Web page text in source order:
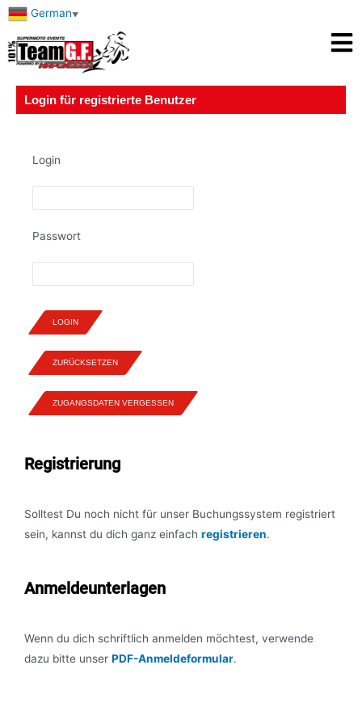
German▼
Login für registrierte Benutzer
Login
Passwort
LOGIN
ZURÜCKSETZEN
ZUGANGSDATEN VERGESSEN
Registrierung
Solltest Du noch nicht für unser Buchungssystem registriert
sein, kannst du dich ganz einfach registrieren.
Anmeldeunterlagen
Wenn du dich schriftlich anmelden möchtest, verwende
dazu bitte unser PDF-Anmeldeformular.